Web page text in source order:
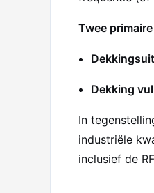
Twee
Dekking
In
industriële
inclusief de